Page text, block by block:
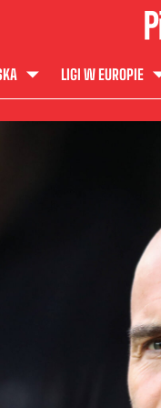
LIGI W EUROPIE